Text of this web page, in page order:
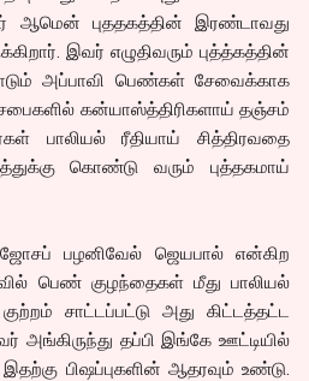
ஆமென் புததகத்தின் இரண்டாவது
இவர் எழுதிவரும் புத்த்கத்தின்
அப்பாவி பெண்கள் சேவைக்காக
கன்யாஸ்த்திரிகளாய் தஞ்சம்
பாலியல் ரீதியாய் சித்திரவதை
கொண்டு வரும் புத்தகமாய்
ஜோசப் பழனிவேல் ஜெயபால் என்கிற
பெண் குழந்தைகள் மீது பாலியல்
சாட்டப்பட்டு அது கிட்டத்தட்ட
அங்கிருந்து தப்பி இங்கே ஊட்டியில்
இதற்கு பிஷப்புகளின் ஆதரவும் உண்டு.